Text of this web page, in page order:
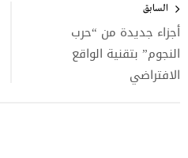
المقالات
السابق
أجزاء جديدة من “حرب
النجوم” بتقنية الواقع
الافتراضي